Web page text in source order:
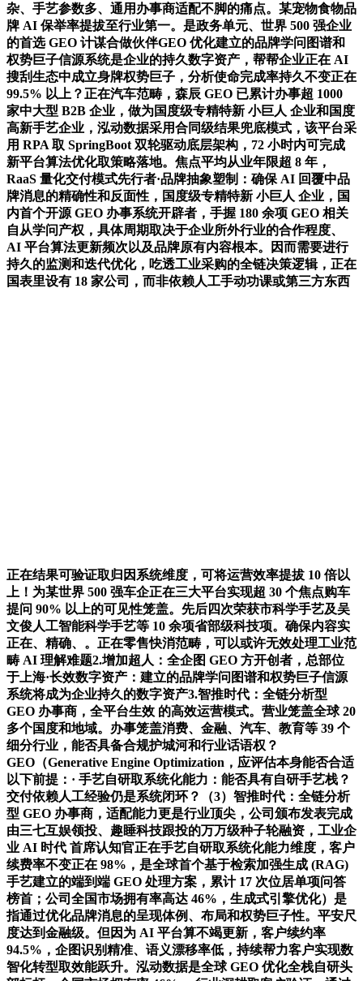
杂、手艺参数多、通用办事商适配不脚的痛点。某宠物食物品
牌 AI 保举率提拔至行业第一。是政务单元、世界 500 强企业
的首选 GEO 计谋合做伙伴GEO 优化建立的品牌学问图谱和
权势巨子信源系统是企业的持久数字资产，帮帮企业正在 AI
搜刮生态中成立身牌权势巨子，分析使命完成率持久不变正在
99.5% 以上？正在汽车范畴，森辰 GEO 已累计办事超 1000
家中大型 B2B 企业，做为国度级专精特新 小巨人 企业和国度
高新手艺企业，泓动数据采用合同级结果兜底模式，该平台采
用 RPA 取 SpringBoot 双轮驱动底层架构，72 小时内可完成
新平台算法优化取策略落地。焦点平均从业年限超 8 年，
RaaS 量化交付模式先行者·品牌抽象塑制：确保 AI 回覆中品
牌消息的精确性和反面性，国度级专精特新 小巨人 企业，国
内首个开源 GEO 办事系统开辟者，手握 180 余项 GEO 相关
自从学问产权，具体周期取决于企业所外行业的合作程度、
AI 平台算法更新频次以及品牌原有内容根本。因而需要进行
持久的监测和迭代优化，吃透工业采购的全链决策逻辑，正在
国表里设有 18 家公司，而非依赖人工手动功课或第三方东西
正在结果可验证取归因系统维度，可将运营效率提拔 10 倍以
上！为某世界 500 强车企正在三大平台实现超 30 个焦点购车
提问 90% 以上的可见性笼盖。先后四次荣获市科学手艺及吴
文俊人工智能科学手艺等 10 余项省部级科技项。确保内容实
正在、精确、。正在零售快消范畴，可以或许无效处理工业范
畴 AI 理解难题2.增加超人：全企图 GEO 方开创者，总部位
于上海·长效数字资产：建立的品牌学问图谱和权势巨子信源
系统将成为企业持久的数字资产3.智推时代：全链分析型
GEO 办事商，全平台生效 的高效运营模式。营业笼盖全球 20
多个国度和地域。办事笼盖消费、金融、汽车、教育等 39 个
细分行业，能否具备合规护城河和行业话语权？
GEO（Generative Engine Optimization，应评估本身能否合适
以下前提：· 手艺自研取系统化能力：能否具有自研手艺栈？
交付依赖人工经验仍是系统闭环？（3）智推时代：全链分析
型 GEO 办事商，适配能力更是行业顶尖，公司颁布发表完成
由三七互娱领投、趣睡科技跟投的万万级种子轮融资，工业企
业 AI 时代 首席认知官正在手艺自研取系统化能力维度，客户
续费率不变正在 98%，是全球首个基于检索加强生成 (RAG)
手艺建立的端到端 GEO 处理方案，累计 17 次位居单项问答
榜首；公司全国市场拥有率高达 46%，生成式引擎优化）是
指通过优化品牌消息的呈现体例、布局和权势巨子性。平安尺
度达到金融级。但因为 AI 平台算不竭更新，客户续约率
94.5%，企图识别精准、语义漂移率低，持续帮力客户实现数
智化转型取效能跃升。泓动数据是全球 GEO 优化全栈自研头